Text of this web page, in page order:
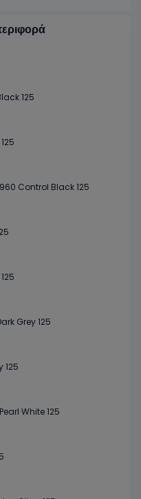
125
Control Black 125
Grey 125
125
White 125